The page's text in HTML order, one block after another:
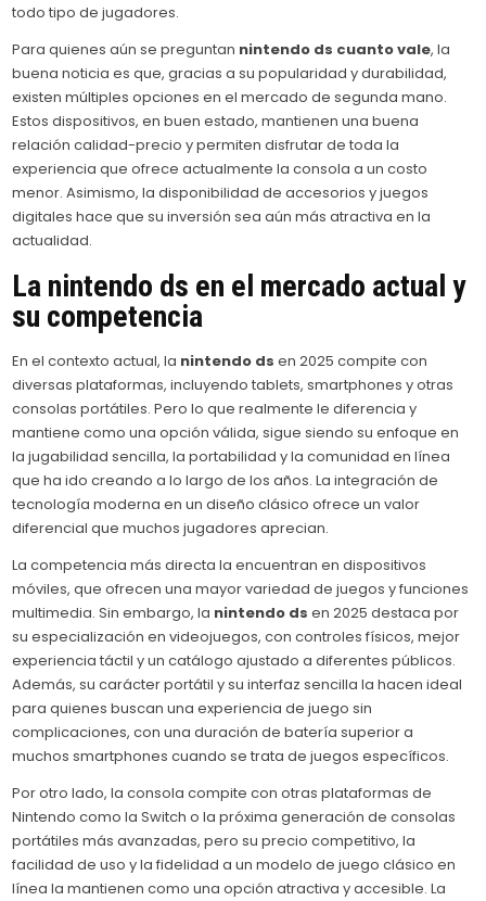
todo tipo de jugadores.
Para quienes aún se preguntan nintendo ds cuanto vale, la
buena noticia es que, gracias a su popularidad y durabilidad,
existen múltiples opciones en el mercado de segunda mano.
Estos dispositivos, en buen estado, mantienen una buena
relación calidad-precio y permiten disfrutar de toda la
experiencia que ofrece actualmente la consola a un costo
menor. Asimismo, la disponibilidad de accesorios y juegos
digitales hace que su inversión sea aún más atractiva en la
actualidad.
La nintendo ds en el mercado actual y
su competencia
En el contexto actual, la nintendo ds en 2025 compite con
diversas plataformas, incluyendo tablets, smartphones y otras
consolas portátiles. Pero lo que realmente le diferencia y
mantiene como una opción válida, sigue siendo su enfoque en
la jugabilidad sencilla, la portabilidad y la comunidad en línea
que ha ido creando a lo largo de los años. La integración de
tecnología moderna en un diseño clásico ofrece un valor
diferencial que muchos jugadores aprecian.
La competencia más directa la encuentran en dispositivos
móviles, que ofrecen una mayor variedad de juegos y funciones
multimedia. Sin embargo, la nintendo ds en 2025 destaca por
su especialización en videojuegos, con controles físicos, mejor
experiencia táctil y un catálogo ajustado a diferentes públicos.
Además, su carácter portátil y su interfaz sencilla la hacen ideal
para quienes buscan una experiencia de juego sin
complicaciones, con una duración de batería superior a
muchos smartphones cuando se trata de juegos específicos.
Por otro lado, la consola compite con otras plataformas de
Nintendo como la Switch o la próxima generación de consolas
portátiles más avanzadas, pero su precio competitivo, la
facilidad de uso y la fidelidad a un modelo de juego clásico en
línea la mantienen como una opción atractiva y accesible. La